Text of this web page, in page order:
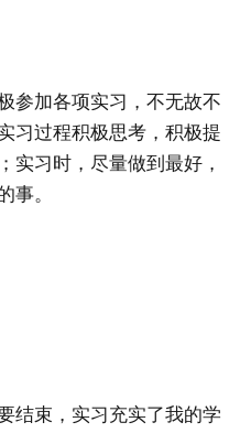
参加各项实习，不无故不
习过程积极思考，积极提
实习时，尽量做到最好，
事。
结束，实习充实了我的学